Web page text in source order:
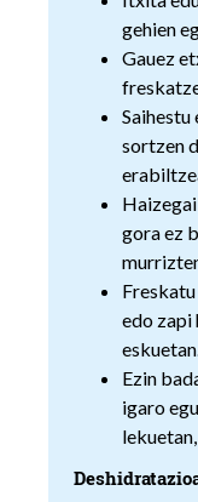
gehien
Gauez
sortzen
gora ez
edo zapi
Ezin
igaro